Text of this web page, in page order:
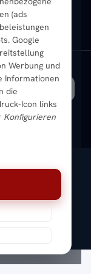
(ads
Google
Werbung und
Informationen
die
Icon links
Konfigurieren
Schwarz
Angebote
VERSAND MIT
Versand
Versandkosten